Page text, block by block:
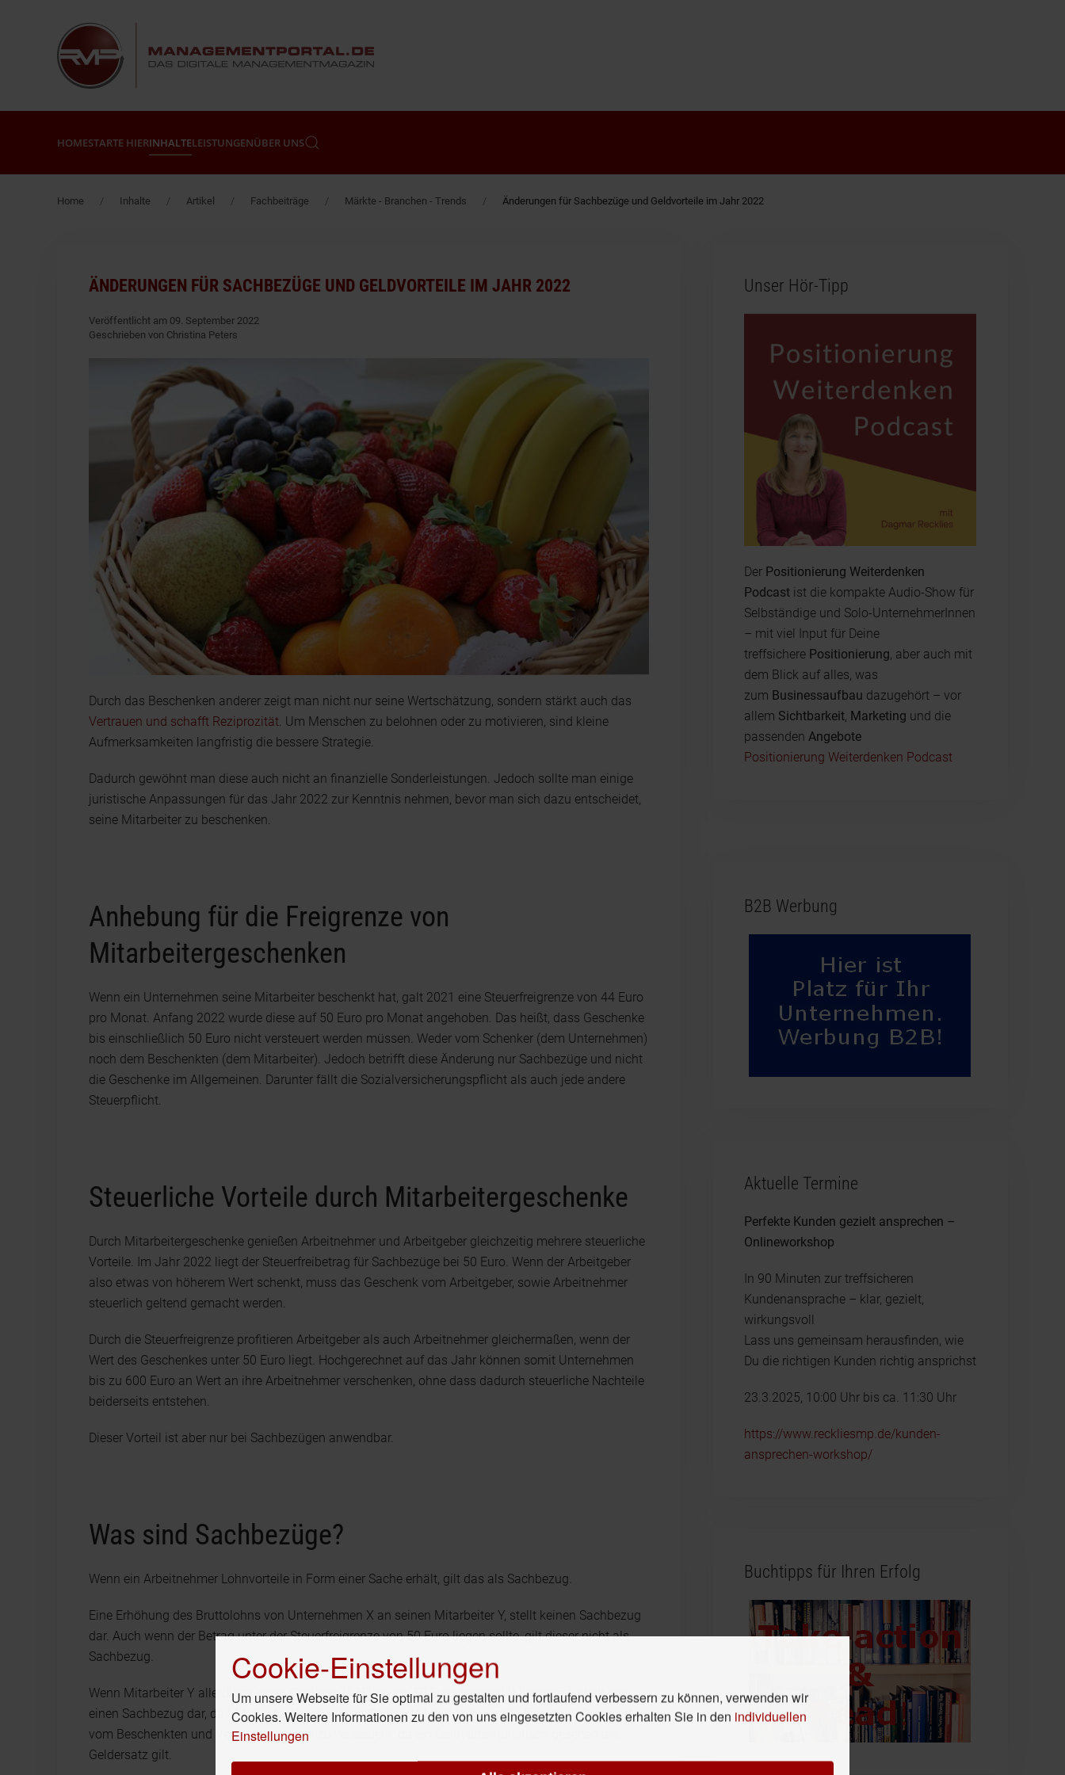
Zum Hauptinhalt springen
HOMESTARTE HIERINHALTELEISTUNGENÜBER UNS
Home Inhalte Artikel Fachbeiträge Märkte - Branchen - Trends Änderungen für Sachbezüge und Geldvorteile im Jahr 2022
ÄNDERUNGEN FÜR SACHBEZÜGE UND GELDVORTEILE IM JAHR 2022
Veröffentlicht am 09. September 2022
Geschrieben von Christina Peters
Durch das Beschenken anderer zeigt man nicht nur seine Wertschätzung, sondern stärkt auch das
Vertrauen und schafft Reziprozität . Um Menschen zu belohnen oder zu motivieren, sind kleine
Aufmerksamkeiten langfristig die bessere Strategie.
Dadurch gewöhnt man diese auch nicht an finanzielle Sonderleistungen. Jedoch sollte man einige
juristische Anpassungen für das Jahr 2022 zur Kenntnis nehmen, bevor man sich dazu entscheidet,
seine Mitarbeiter zu beschenken.
Anhebung für die Freigrenze von
Mitarbeitergeschenken
Wenn ein Unternehmen seine Mitarbeiter beschenkt hat, galt 2021 eine Steuerfreigrenze von 44 Euro
pro Monat. Anfang 2022 wurde diese auf 50 Euro pro Monat angehoben. Das heißt, dass Geschenke
bis einschließlich 50 Euro nicht versteuert werden müssen. Weder vom Schenker (dem Unternehmen)
noch dem Beschenkten (dem Mitarbeiter). Jedoch betrifft diese Änderung nur Sachbezüge und nicht
die Geschenke im Allgemeinen. Darunter fällt die Sozialversicherungspflicht als auch jede andere
Steuerpflicht.
Steuerliche Vorteile durch Mitarbeitergeschenke
Durch Mitarbeitergeschenke genießen Arbeitnehmer und Arbeitgeber gleichzeitig mehrere steuerliche
Vorteile. Im Jahr 2022 liegt der Steuerfreibetrag für Sachbezüge bei 50 Euro. Wenn der Arbeitgeber
also etwas von höherem Wert schenkt, muss das Geschenk vom Arbeitgeber, sowie Arbeitnehmer
steuerlich geltend gemacht werden.
Durch die Steuerfreigrenze profitieren Arbeitgeber als auch Arbeitnehmer gleichermaßen, wenn der
Wert des Geschenkes unter 50 Euro liegt. Hochgerechnet auf das Jahr können somit Unternehmen
bis zu 600 Euro an Wert an ihre Arbeitnehmer verschenken, ohne dass dadurch steuerliche Nachteile
beiderseits entstehen.
Dieser Vorteil ist aber nur bei Sachbezügen anwendbar.
Was sind Sachbezüge?
Wenn ein Arbeitnehmer Lohnvorteile in Form einer Sache erhält, gilt das als Sachbezug.
Eine Erhöhung des Bruttolohns von Unternehmen X an seinen Mitarbeiter Y, stellt keinen Sachbezug
dar. Auch wenn der Betrag unter der Steuerfreigrenze von 50 Euro liegen sollte, gilt dieser nicht als
Sachbezug.
Wenn Mitarbeiter Y allerdings einen Obstkorb in Höhe von 50 Euro geschenkt bekommt, stellt dies
einen Sachbezug dar, da Mitarbeiter Y sich keinen Geldvorteil dadurch verschaffen kann. Dieser ist
vom Beschenkten und Verschenker nicht zu versteuern, da ein Geldvorteil juristisch gesehen als
Geldersatz gilt.
Unser Hör-Tipp
Der Positionierung Weiterdenken
Podcastist die kompakte Audio-Show für
Selbständige und Solo-UnternehmerInnen
– mit viel Input für Deine
treffsichere Positionierung, aber auch mit
dem Blick auf alles, was
zum Businessaufbau dazugehört – vor
allem Sichtbarkeit, Marketing und die
passenden Angebote
Positionierung Weiterdenken Podcast
B2B Werbung
Aktuelle Termine
Perfekte Kunden gezielt ansprechen –
Onlineworkshop
In 90 Minuten zur treffsicheren
Kundenansprache – klar, gezielt,
wirkungsvoll
Lass uns gemeinsam herausfinden, wie
Du die richtigen Kunden richtig ansprichst
23.3.2025, 10:00 Uhr bis ca. 11:30 Uhr
https://www.reckliesmp.de/kunden-
ansprechen-workshop/
Buchtipps für Ihren Erfolg
Cookie-Einstellungen
Um unsere Webseite für Sie optimal zu gestalten und fortlaufend verbessern zu können, verwenden wir
Cookies. Weitere Informationen zu den von uns eingesetzten Cookies erhalten Sie in den individuellen
Einstellungen